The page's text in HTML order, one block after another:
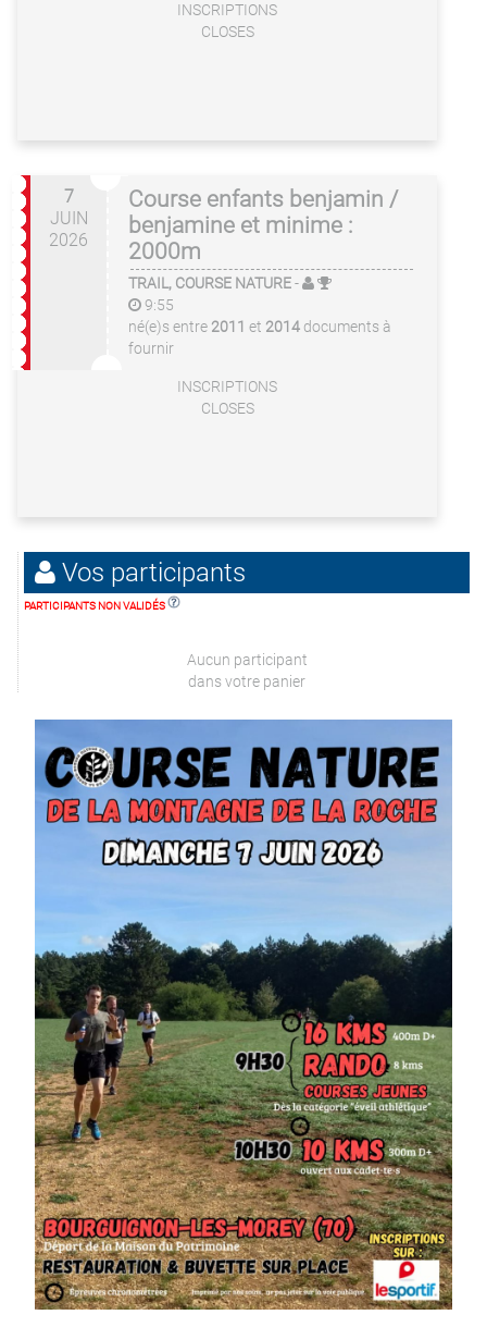
INSCRIPTIONS
CLOSES
7
JUIN
2026
Course enfants benjamin /
benjamine et minime :
2000m
TRAIL, COURSE NATURE-
9:55
né(e)s entre 2011 et 2014 documents à
fournir
INSCRIPTIONS
CLOSES
Vos participants
PARTICIPANTS NON VALIDÉS
Aucun participant
dans votre panier